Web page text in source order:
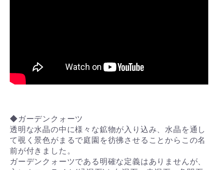
◆ガーデンクォーツ
透明な水晶の中に様々な鉱物が入り込み、水晶を通し
て覗く景色がまるで庭園を彷彿させることからこの名
前が付きました。
ガーデンクォーツである明確な定義はありませんが、